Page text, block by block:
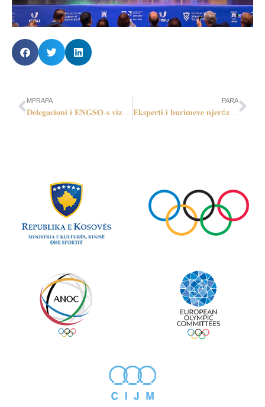
MPRAPA PARA
𝐄𝐤𝐬𝐩𝐞𝐫𝐭𝐢 𝐢 𝐛𝐮𝐫𝐢𝐦𝐞𝐯𝐞 𝐧𝐣𝐞𝐫ë𝐳𝐨𝐫𝐞, 𝐑𝐨𝐛 𝐂𝐥𝐚𝐫𝐤𝐞, 𝐥𝐢𝐠𝐣ë𝐫𝐨𝐢 𝐧ë 𝐀𝐒𝐌𝐂 5